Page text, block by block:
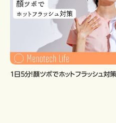
１日５分！顏ツボでホットフラッシュ対